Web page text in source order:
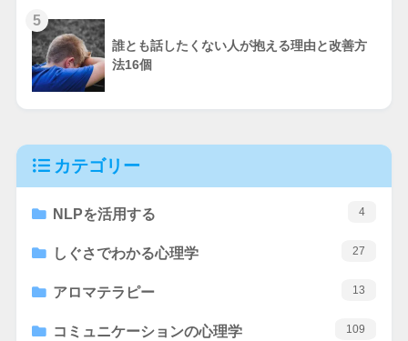
5
誰とも話したくない人が抱える理由と改善方
法16個
カテゴリー
NLPを活用する 4
しぐさでわかる心理学 27
アロマテラピー 13
コミュニケーションの心理学 109